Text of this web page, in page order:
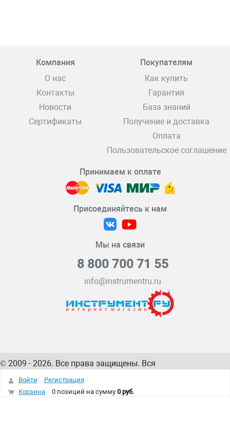
Компания
О нас
Контакты
Новости
Сертификаты
Покупателям
Как купить
Гарантия
База знаний
Получение и доставка
Оплата
Пользовательское соглашение
Принимаем к оплате
Присоединяйтесь к нам
Мы на связи
8 800 700 71 55
info@instrumentru.ru
© 2009 - 2026. Все права защищены. Вся
информация на сайте – собственность
интернет-магазина
Войти
Регистрация
Корзина
0 позиций на сумму 0 руб.